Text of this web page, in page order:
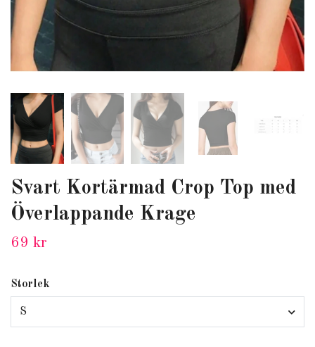
Svart Kortärmad Crop Top med
Överlappande Krage
69 kr
Storlek
S